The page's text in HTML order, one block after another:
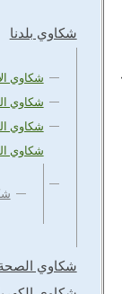
شكاوي بلدنا
شكاوي
شكاوي
شكاوي
شكاوي
شكاوي